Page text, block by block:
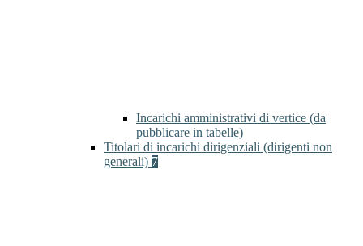
Incarichi amministrativi di vertice (da
pubblicare in tabelle)
Titolari di incarichi dirigenziali (dirigenti non
generali) 7